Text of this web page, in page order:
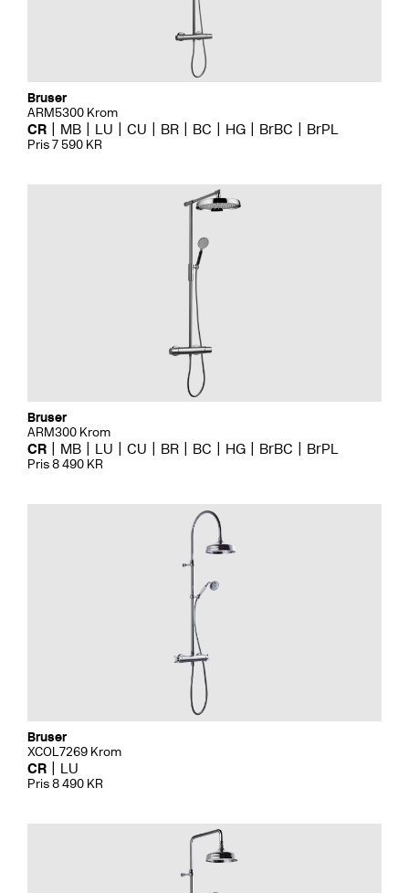
Bruser
ARM5300 Krom
CR MB LU CU BR BC HG BrBC BrPL
Pris 7 590 KR
Bruser
ARM300 Krom
CR MB LU CU BR BC HG BrBC BrPL
Pris 8 490 KR
Bruser
XCOL7269 Krom
CR LU
Pris 8 490 KR